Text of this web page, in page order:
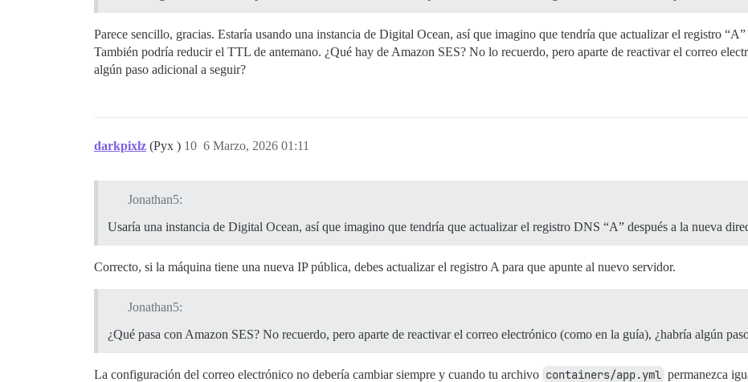
Parece sencillo, gracias. Estaría usando una instancia de Digital Ocean, así que imagino que tendría que actualizar el registro
También podría reducir el TTL de antemano. ¿Qué hay de Amazon SES? No lo recuerdo, pero aparte de reactivar el correo
algún paso adicional a seguir?
darkpixlz (Pyx ) 6 Marzo, 2026 01:11
10
Jonathan5:
Usaría una instancia de Digital Ocean, así que imagino que tendría que actualizar el registro DNS “A” después a la nueva
Correcto, si la máquina tiene una nueva IP pública, debes actualizar el registro A para que apunte al nuevo servidor.
Jonathan5:
¿Qué pasa con Amazon SES? No recuerdo, pero aparte de reactivar el correo electrónico (como en la guía), ¿habría algún
La configuración del correo electrónico no debería cambiar siempre y cuando tu archivo containers/app.yml permanezca